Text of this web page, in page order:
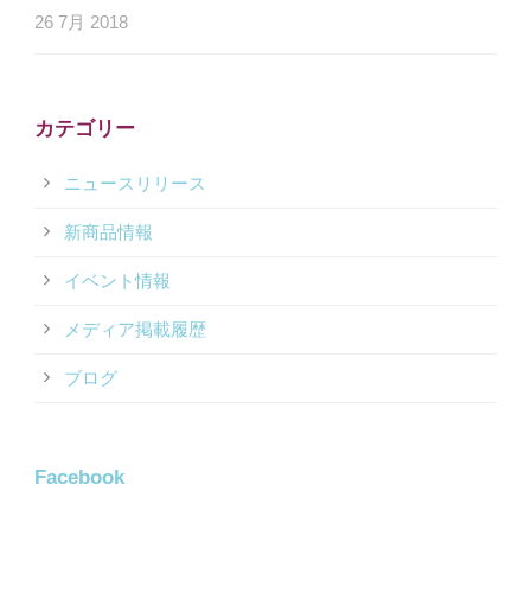
26 7月 2018
カテゴリー
ニュースリリース
新商品情報
イベント情報
メディア掲載履歴
ブログ
Facebook